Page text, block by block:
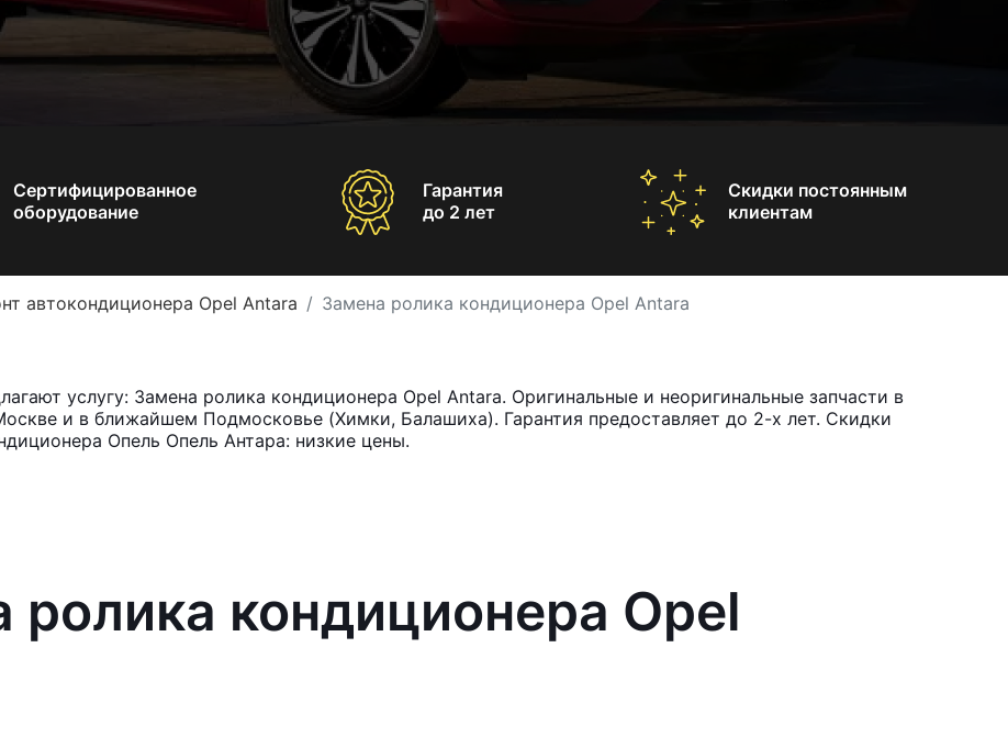
Сертифицированное
оборудование
Гарантия
до 2 лет
Скидки постоянным
клиентам
автокондиционера Opel Antara Замена ролика кондиционера Opel Antara
услугу: Замена ролика кондиционера Opel Antara. Оригинальные и неоригинальные запчасти в
и в ближайшем Подмосковье (Химки, Балашиха). Гарантия предоставляет до 2-х лет. Скидки
Опель Опель Антара: низкие цены.
кондиционера Opel